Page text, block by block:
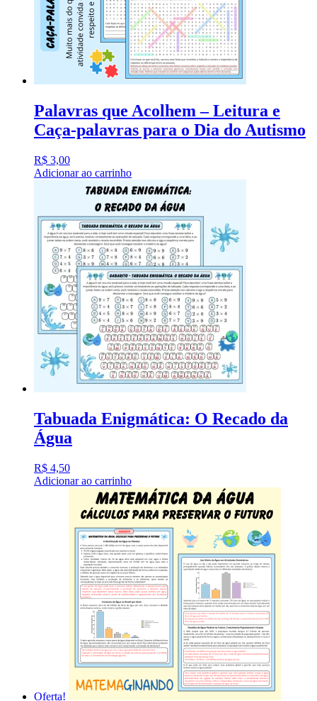
Palavras que Acolhem – Leitura e
Caça-palavras para o Dia do Autismo
R$ 3,00
Adicionar ao carrinho
Tabuada Enigmática: O Recado da
Água
R$ 4,50
Adicionar ao carrinho
Oferta!